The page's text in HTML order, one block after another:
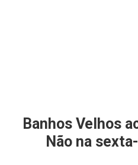
Banhos Velhos
Não na